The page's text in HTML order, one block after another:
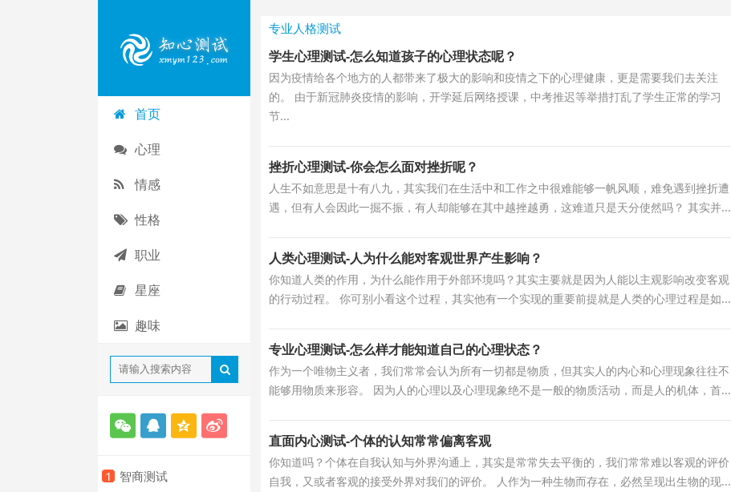
首页
心理
情感
性格
职业
星座
趣味
1
智商测试
专业人格测试
学生心理测试-怎么知道孩子的心理状态呢？
因为疫情给各个地方的人都带来了极大的影响和疫情之下的心理健康，更是需要我们去关注
的。 由于新冠肺炎疫情的影响，开学延后网络授课，中考推迟等举措打乱了学生正常的学习
节...
挫折心理测试-你会怎么面对挫折呢？
人生不如意思是十有八九，其实我们在生活中和工作之中很难能够一帆风顺，难免遇到挫折遭
遇，但有人会因此一掘不振，有人却能够在其中越挫越勇，这难道只是天分使然吗？ 其实并...
人类心理测试-人为什么能对客观世界产生影响？
你知道人类的作用，为什么能作用于外部环境吗？其实主要就是因为人能以主观影响改变客观
的行动过程。 你可别小看这个过程，其实他有一个实现的重要前提就是人类的心理过程是如...
专业心理测试-怎么样才能知道自己的心理状态？
作为一个唯物主义者，我们常常会认为所有一切都是物质，但其实人的内心和心理现象往往不
能够用物质来形容。 因为人的心理以及心理现象绝不是一般的物质活动，而是人的机体，首...
直面内心测试-个体的认知常常偏离客观
你知道吗？个体在自我认知与外界沟通上，其实是常常失去平衡的，我们常常难以客观的评价
自我，又或者客观的接受外界对我们的评价。 人作为一种生物而存在，必然呈现出生物的现...